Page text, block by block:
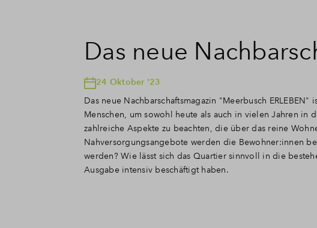
Das neue
24 Oktober '23
Das neue Nachbarschaftsmagazin "Meerbusch
Menschen, um sowohl heute als auch in vielen Jahren in
zahlreiche Aspekte zu beachten, die über das reine
Nahversorgungsangebote werden die Bewohner:innen
werden? Wie lässt sich das Quartier sinnvoll in die
Ausgabe intensiv beschäftigt haben.